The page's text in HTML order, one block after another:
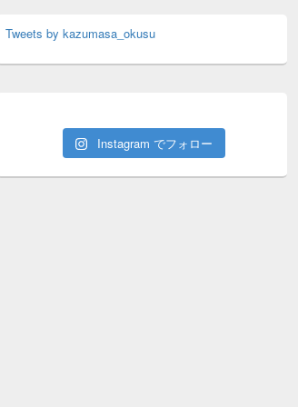
Tweets by kazumasa_okusu
Instagram でフォロー